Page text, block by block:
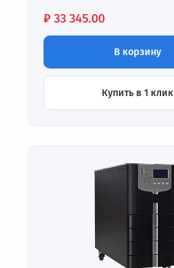
Цена:
₽ 33 345.00
В корзину
Купить в 1 клик